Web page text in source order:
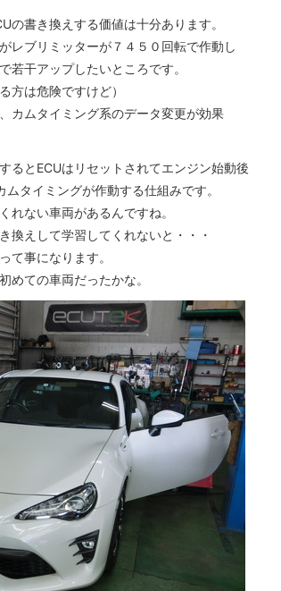
の書き換えする価値は十分あります。
レブリミッターが７４５０回転で作動し
若干アップしたいところです。
方は危険ですけど）
カムタイミング系のデータ変更が効果
るとECUはリセットされてエンジン始動後
タイミングが作動する仕組みです。
れない車両があるんですね。
換えして学習してくれないと・・・
て事になります。
めての車両だったかな。